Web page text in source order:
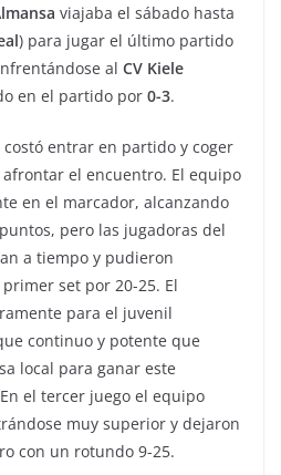
viajaba el sábado hasta
) para jugar el último partido
al CV Kiele
en el partido por 0-3.
entrar en partido y coger
el encuentro. El equipo
en el marcador, alcanzando
pero las jugadoras del
a tiempo y pudieron
set por 20-25. El
para el juvenil
continuo y potente que
local para ganar este
el tercer juego el equipo
muy superior y dejaron
con un rotundo 9-25.